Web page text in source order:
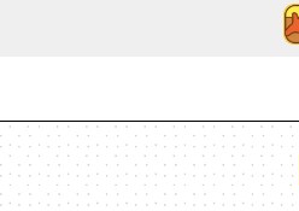
與